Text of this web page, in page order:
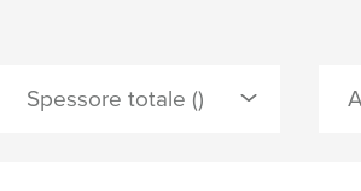
Spessore totale ()